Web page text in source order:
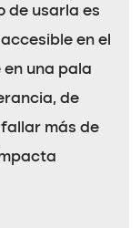
de usarla es
en el
una pala
de
más de